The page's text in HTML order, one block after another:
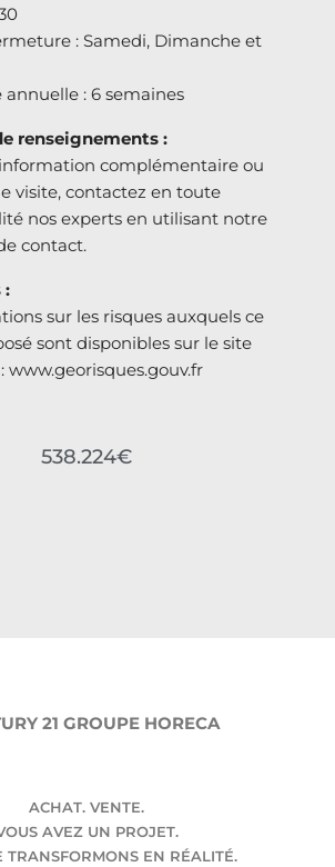
: Samedi, Dimanche et
annuelle : 6 semaines
renseignements :
complémentaire ou
visite, contactez en toute
nos experts en utilisant notre
contact.
:
sur les risques auxquels ce
sont disponibles sur le site
www.georisques.gouv.fr
538.224€
21 GROUPE HORECA
ACHAT. VENTE.
AVEZ UN PROJET.
TRANSFORMONS EN RÉALITÉ.